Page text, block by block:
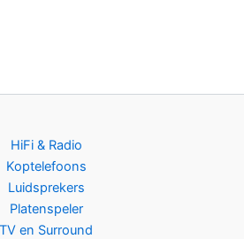
HiFi & Radio
Koptelefoons
Luidsprekers
Platenspeler
TV en Surround